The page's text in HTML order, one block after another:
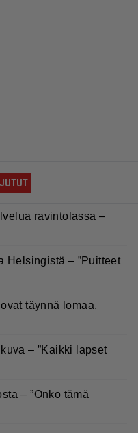
ravintolassa –
Helsingistä – ”Puitteet
täynnä lomaa,
– ”Kaikki lapset
– ”Onko tämä